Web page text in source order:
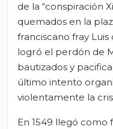
de la “conspiración
quemados en la
franciscano fray
logró el perdón de
bautizados y
último intento
violentamente la
En 1549 llegó como